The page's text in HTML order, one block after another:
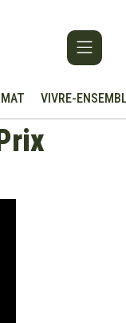
VIVRE-